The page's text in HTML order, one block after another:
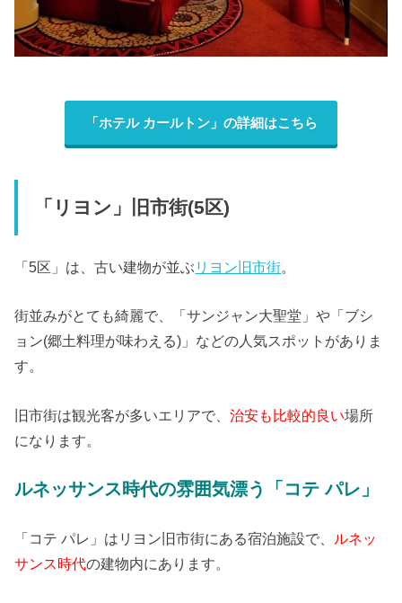
「ホテル カールトン」の詳細はこちら
「リヨン」旧市街(5区)
「5区」は、古い建物が並ぶ リヨン旧市街。
街並みがとても綺麗で、「サンジャン大聖堂」や「ブシ
ョン(郷土料理が味わえる)」などの人気スポットがありま
す。
旧市街は観光客が多いエリアで、治安も比較的良い場所
になります。
ルネッサンス時代の雰囲気漂う「コテ パレ」
「コテ パレ」はリヨン旧市街にある宿泊施設で、 ルネッ
サンス時代の建物内にあります。